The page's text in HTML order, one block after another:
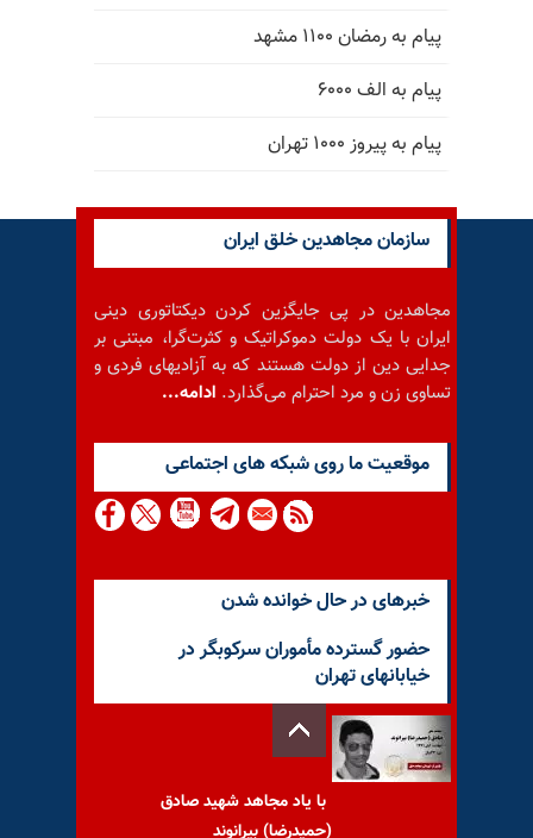
پیام به رمضان ۱۱۰۰ مشهد
پیام به الف ۶۰۰۰
پیام به پیروز ۱۰۰۰ تهران
سازمان مجاهدین خلق ایران
مجاهدین در پی جایگزین کردن دیکتاتوری دینی
ایران با یک دولت دموکراتیک و کثرت‌گرا، مبتنی بر
جدایی دین از دولت هستند که به آزادیهای فردی و
تساوی زن و مرد احترام می‌گذارد. ادامه...
موقعيت ما روى شبكه هاى اجتماعى
خبرهای در حال خوانده شدن
حضور گسترده مأموران سرکوبگر در
خیابانهای تهران
با یاد مجاهد شهید صادق
(حمیدرضا) بیرانوند